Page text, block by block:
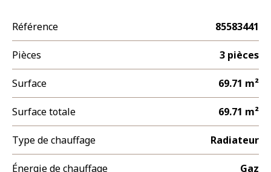
Référence 85583441
Pièces 3 pièces
Surface 69.71 m²
Surface totale 69.71 m²
Type de chauffage Radiateur
Énergie de chauffage Gaz